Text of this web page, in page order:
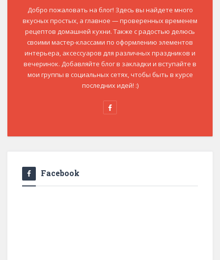
Добро пожаловать на блог! Здесь вы найдете много
вкусных простых, а главное — проверенных временем
рецептов домашней кухни. Также с радостью делюсь
своими мастер-классами по оформлению элементов
интерьера, аксессуаров для различных праздников и
вечеринок. Добавляйте блог в закладки и вступайте в
мои группы в социальных сетях, чтобы быть в курсе
последних идей! :)
Facebook